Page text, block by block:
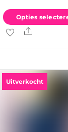
Opties
Dit
meerdere
variaties.
Share
Uitverkocht